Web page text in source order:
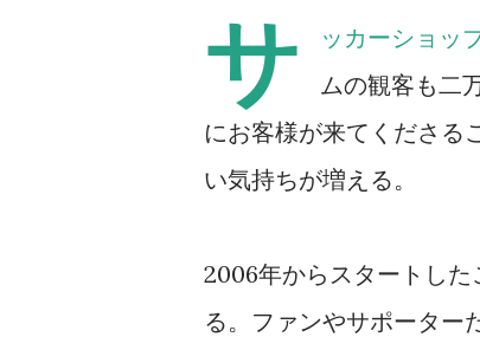
サ
ッカーショッ
ムの観客も二
にお客様が来てくださる
い気持ちが増える。
2006年からスタートし
る。ファンやサポーター